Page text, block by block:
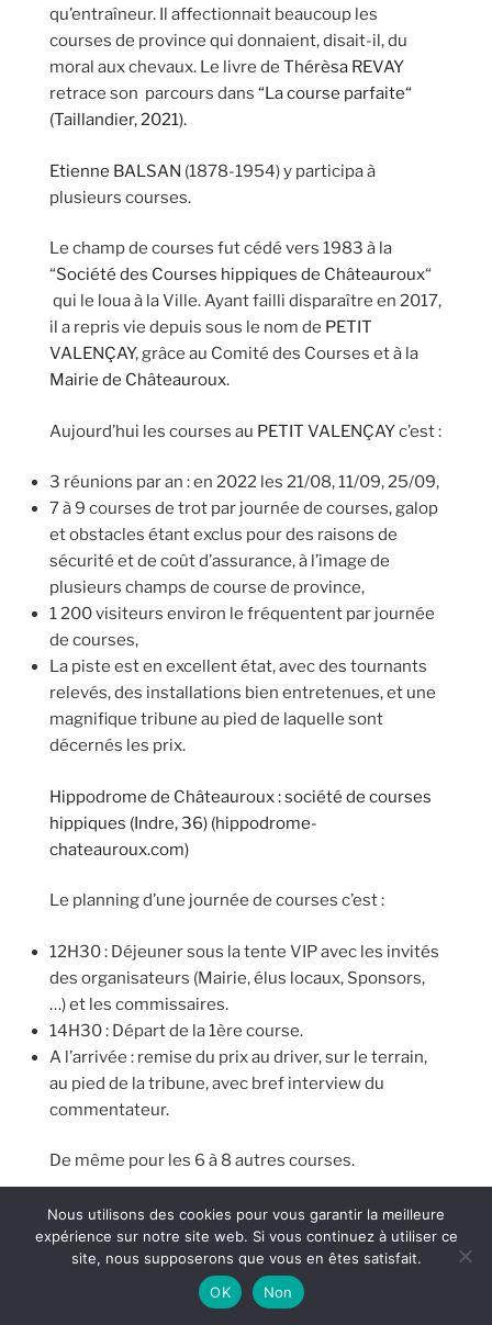
qu’entraîneur. Il affectionnait beaucoup les
courses de province qui donnaient, disait-il, du
moral aux chevaux. Le livre de Thérèsa REVAY
retrace son parcours dans “La course parfaite“
(Taillandier, 2021).
Etienne BALSAN (1878-1954) y participa à
plusieurs courses.
Le champ de courses fut cédé vers 1983 à la
“Société des Courses hippiques de Châteauroux“
qui le loua à la Ville. Ayant failli disparaître en 2017,
il a repris vie depuis sous le nom de PETIT
VALENÇAY, grâce au Comité des Courses et à la
Mairie de Châteauroux.
Aujourd’hui les courses au PETIT VALENÇAYc’est :
3 réunions par an : en 2022 les 21/08, 11/09, 25/09,
7 à 9 courses de trot par journée de courses, galop
et obstacles étant exclus pour des raisons de
sécurité et de coût d’assurance, à l’image de
plusieurs champs de course de province,
1 200 visiteurs environ le fréquentent par journée
de courses,
La piste est en excellent état, avec des tournants
relevés, des installations bien entretenues, et une
magnifique tribune au pied de laquelle sont
décernés les prix.
Hippodrome de Châteauroux : société de courses
hippiques (Indre, 36) (hippodrome-
chateauroux.com)
Le planning d’une journée de courses c’est :
12H30 : Déjeuner sous la tente VIP avec les invités
des organisateurs (Mairie, élus locaux, Sponsors,
…) et les commissaires.
14H30 : Départ de la 1ère course.
A l’arrivée : remise du prix au driver, sur le terrain,
au pied de la tribune, avec bref interview du
commentateur.
De même pour les 6 à 8 autres courses.
Projet de prix BALSAN 2023
En mémoire de la participation de la famille
BALSAN à la création du champ de courses du
Nous utilisons des cookies pour vous garantir la meilleure
expérience sur notre site web. Si vous continuez à utiliser ce
site, nous supposerons que vous en êtes satisfait.
OK
Non